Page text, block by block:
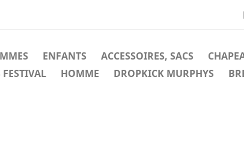
ENFANTS ACCESSOIRES, SACS
HOMME DROPKICK MURPHYS